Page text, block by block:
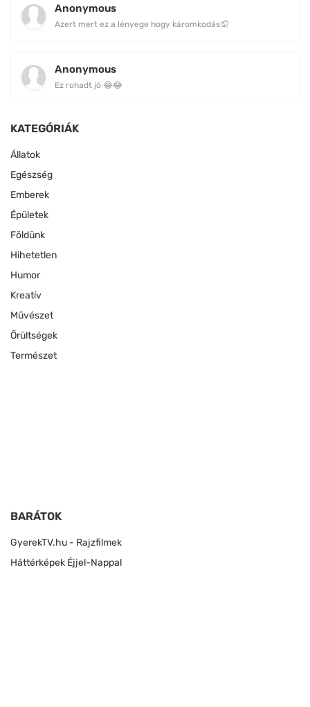
Anonymous
Azert mert ez a lényege hogy káromkodás🤦
Anonymous
Ez rohadt jó 😂😂
KATEGÓRIÁK
Állatok
Egészség
Emberek
Épületek
Földünk
Hihetetlen
Humor
Kreatív
Művészet
Őrültségek
Természet
BARÁTOK
GyerekTV.hu - Rajzfilmek
Háttérképek Éjjel-Nappal